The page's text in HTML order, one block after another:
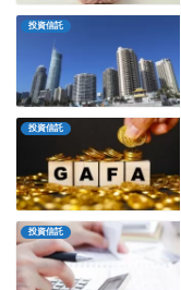
投資信託
投資信託
投資信託